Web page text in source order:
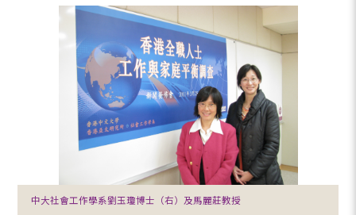
中大社會工作學系劉玉瓊博士（右）及馬麗莊教授